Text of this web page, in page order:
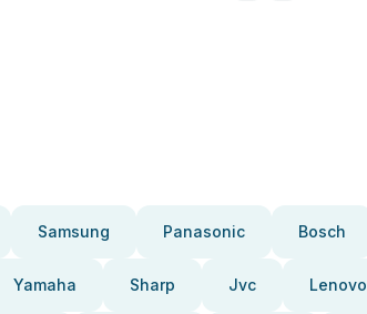
Samsung Panasonic Bosch
Yamaha Sharp Jvc Lenovo